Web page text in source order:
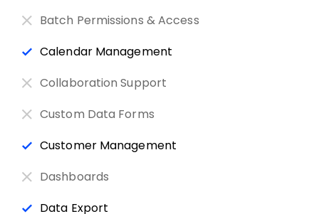
Batch Permissions & Access
Calendar Management
Collaboration Support
Custom Data Forms
Customer Management
Dashboards
Data Export